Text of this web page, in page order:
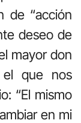
de “acción
deseo de
mayor don
que nos
“El mismo
en mi